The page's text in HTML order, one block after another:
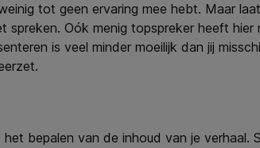
tot geen ervaring mee hebt. Maar
Oók menig topspreker heeft
is veel minder moeilijk dan jij
bepalen van de inhoud van je verhaal.